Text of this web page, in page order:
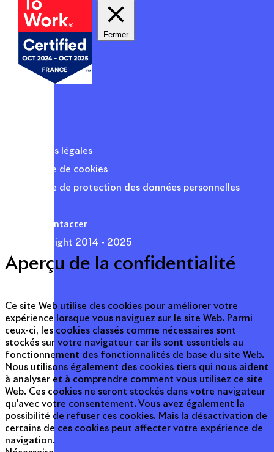
Mentions légales
Politique de cookies
Politique de protection des données personnelles
Nous contacter
© Copyright 2014 - 2025
Fermer
Aperçu de la confidentialité
Ce site Web utilise des cookies pour améliorer votre
expérience lorsque vous naviguez sur le site Web. Parmi
ceux-ci, les cookies classés comme nécessaires sont
stockés sur votre navigateur car ils sont essentiels au
fonctionnement des fonctionnalités de base du site Web.
Nous utilisons également des cookies tiers qui nous aident
à analyser et à comprendre comment vous utilisez ce site
Web. Ces cookies ne seront stockés dans votre navigateur
qu'avec votre consentement. Vous avez également la
possibilité de refuser ces cookies. Mais la désactivation de
certains de ces cookies peut affecter votre expérience de
navigation.